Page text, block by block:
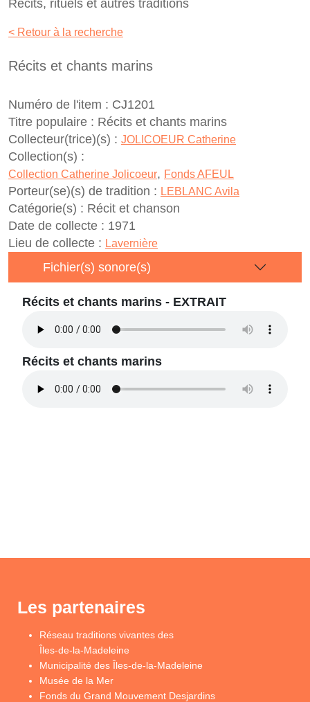
Récits, rituels et autres traditions
< Retour à la recherche
Récits et chants marins
Numéro de l'item : CJ1201
Titre populaire : Récits et chants marins
Collecteur(trice)(s) : JOLICOEUR Catherine
Collection(s) :
Collection Catherine Jolicoeur, Fonds AFEUL
Porteur(se)(s) de tradition : LEBLANC Avila
Catégorie(s) : Récit et chanson
Date de collecte : 1971
Lieu de collecte : Lavernière
Fichier(s) sonore(s)
Récits et chants marins - EXTRAIT
Récits et chants marins
Les partenaires
Réseau traditions vivantes des
Îles-de-la-Madeleine
Municipalité des Îles-de-la-Madeleine
Musée de la Mer
Fonds du Grand Mouvement Desjardins